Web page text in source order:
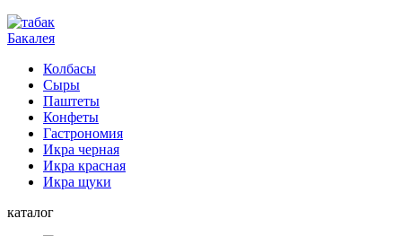
Бакалея
Колбасы
Сыры
Паштеты
Конфеты
Гастрономия
Икра черная
Икра красная
Икра щуки
каталог